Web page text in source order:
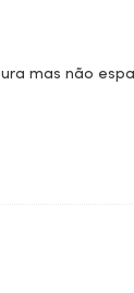
mas não